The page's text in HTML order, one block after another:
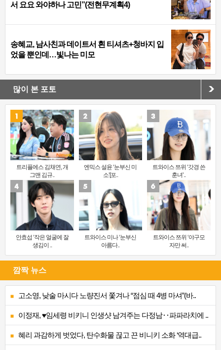
서 요요 와야하나 고민”(전현무계획4)
송혜교, 남사친과 데이트서 흰 티셔츠+청바지 입
었을 뿐인데…빛나는 미모
많이 본 포토
트리플에스 김채연, 개
그맨 김규..
엔믹스 설윤 ‘눈부신 미
소’[포..
트와이스 쯔위 ‘갓경 쓴
훈녀’..
안효섭 ‘작은 얼굴에 잘
생김이 ..
트와이스 미나 ‘눈부신
아름다..
트와이스 쯔위 ‘야구모
자만 써..
깜짝 뉴스
고소영, 낮술 마시다 노량진서 쫓겨나 “점심 때 4병 마셔”(바..
이정재, ♥임세령 비키니 인생샷 남겨주는 다정남‥파파라치에 ..
혜리 과감하게 벗었다, 탄수화물 끊고 끈 비니키 소화 ‘역대급..